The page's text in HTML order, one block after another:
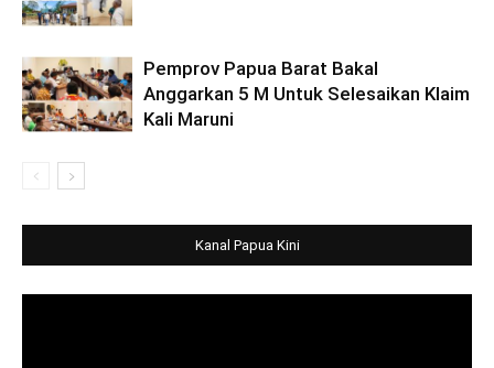
Pemprov Papua Barat Bakal
Anggarkan 5 M Untuk Selesaikan Klaim
Kali Maruni
Kanal Papua Kini